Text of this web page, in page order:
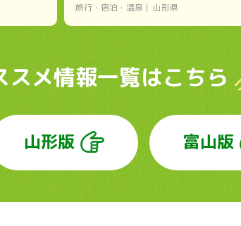
旅行・宿泊・温泉 山形県
スメ情報一覧はこちら
山形版 富山版